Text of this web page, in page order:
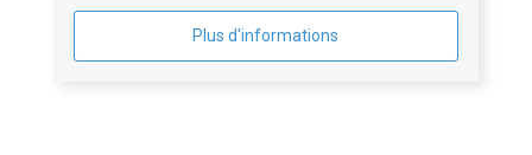
Plus d'informations